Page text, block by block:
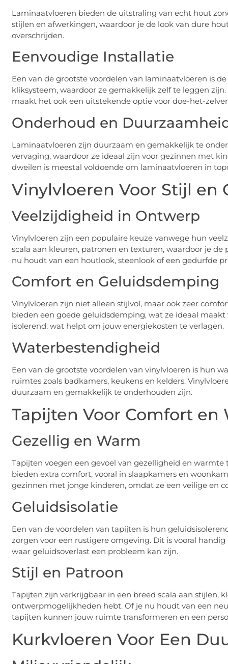
Laminaatvloeren bieden de uitstraling van echt hout
stijlen en afwerkingen, waardoor je de look van dure
overschrijden.
Eenvoudige Installatie
Een van de grootste voordelen van laminaatvloeren is
kliksysteem, waardoor ze gemakkelijk zelf te leggen
maakt het ook een uitstekende optie voor doe-het-
Onderhoud en
Laminaatvloeren zijn duurzaam en gemakkelijk te
vervaging, waardoor ze ideaal zijn voor gezinnen met
dweilen is meestal voldoende om laminaatvloeren in
Vinylvloeren Voor Stijl en
Veelzijdigheid in Ontwerp
Vinylvloeren zijn een populaire keuze vanwege hun
scala aan kleuren, patronen en texturen, waardoor je
nu houdt van een houtlook, steenlook of een gedurfde
Comfort en Geluidsdemping
Vinylvloeren zijn niet alleen stijlvol, maar ook zeer
bieden een goede geluidsdemping, wat ze ideaal
isolerend, wat helpt om jouw energiekosten te verlagen.
Waterbestendigheid
Een van de grootste voordelen van vinylvloeren is hun
ruimtes zoals badkamers, keukens en kelders.
duurzaam en gemakkelijk te onderhouden zijn.
Tapijten Voor Comfort en
Gezellig en Warm
Tapijten voegen een gevoel van gezelligheid en
bieden extra comfort, vooral in slaapkamers en
gezinnen met jonge kinderen, omdat ze een veilige en
Geluidsisolatie
Een van de voordelen van tapijten is hun
zorgen voor een rustigere omgeving. Dit is vooral
waar geluidsoverlast een probleem kan zijn.
Stijl en Patroon
Tapijten zijn verkrijgbaar in een breed scala aan stijlen,
ontwerpmogelijkheden hebt. Of je nu houdt van een
tapijten kunnen jouw ruimte transformeren en een
Kurkvloeren Voor Een